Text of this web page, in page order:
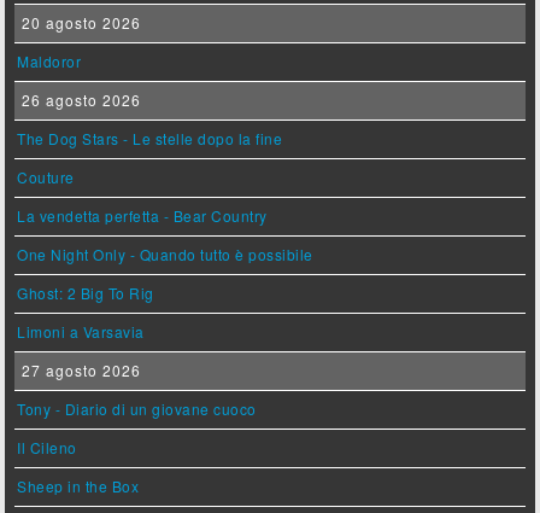
20 agosto 2026
Maldoror
26 agosto 2026
The Dog Stars - Le stelle dopo la fine
Couture
La vendetta perfetta - Bear Country
One Night Only - Quando tutto è possibile
Ghost: 2 Big To Rig
Limoni a Varsavia
27 agosto 2026
Tony - Diario di un giovane cuoco
Il Cileno
Sheep in the Box